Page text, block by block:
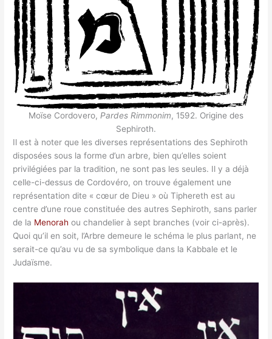
Moïse Cordovero, Pardes Rimmonim, 1592. Origine des
Sephiroth.
Il est à noter que les diverses représentations des Sephiroth
disposées sous la forme d’un arbre, bien qu’elles soient
privilégiées par la tradition, ne sont pas les seules. Il y a déjà
celle-ci-dessus de Cordovéro, on trouve également une
représentation dite « cœur de Dieu » où Tiphereth est au
centre d’une roue constituée des autres Sephiroth, sans parler
de la Menorah ou chandelier à sept branches (voir ci-après).
Quoi qu’il en soit, l’Arbre demeure le schéma le plus parlant, ne
serait-ce qu’au vu de sa symbolique dans la Kabbale et le
Judaïsme.